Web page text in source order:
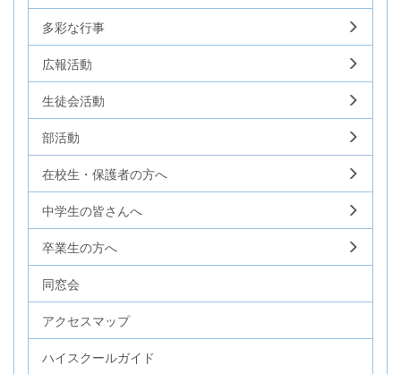
多彩な行事
広報活動
生徒会活動
部活動
在校生・保護者の方へ
中学生の皆さんへ
卒業生の方へ
同窓会
アクセスマップ
ハイスクールガイド